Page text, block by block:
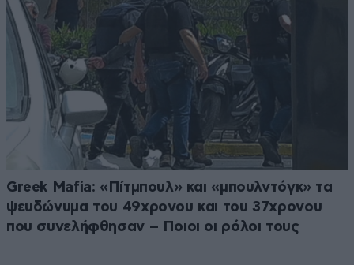
Greek Μafia: «Πίτμπουλ» και «μπουλντόγκ» τα
ψευδώνυμα του 49χρονου και του 37χρονου
που συνελήφθησαν – Ποιοι οι ρόλοι τους